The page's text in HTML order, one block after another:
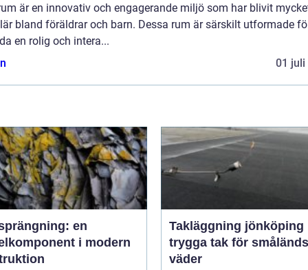
är en innovativ och engagerande miljö som har blivit
bland föräldrar och barn. Dessa rum är särskilt utformade
en rolig och intera...
01 juli
en
i modern
Takläggning jönköping
trygga tak för
väder